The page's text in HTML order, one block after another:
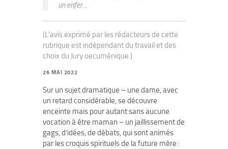
un enfer…
(L'avis exprimé par les rédacteurs de cette
rubrique est indépendant du travail et des
choix du Jury oecuménique.)
26 MAI 2022
Sur un sujet dramatique – une dame, avec
un retard considérable, se découvre
enceinte mais pour autant sans aucune
vocation à être maman – un jaillissement de
gags, d’idées, de débats, qui sont animés
par les croquis spirituels de la future mère :